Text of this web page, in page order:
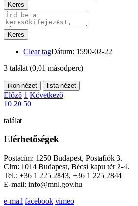
Keres
Keres
Clear tagDátum: 1590-02-22
3 találat (0,01 másodperc)
ikon nézet lista nézet
Előző 1 Következő
10 20 50
találat
Elérhetőségek
Postacím: 1250 Budapest, Postafiók 3.
Cím: 1014 Budapest, Bécsi kapu tér 2-4.
Tel.: +36 1 225 2843, +36 1 225 2844
E-mail: info@mnl.gov.hu
e-mail facebook vimeo